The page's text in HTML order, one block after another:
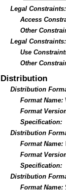
Legal Constraints:
Access
Other
Legal Constraints:
Use
Other
Distribution
Distribution
Format Name:
Format
Specification:
Distribution
Format Name:
Format
Specification:
Distribution
Format Name: